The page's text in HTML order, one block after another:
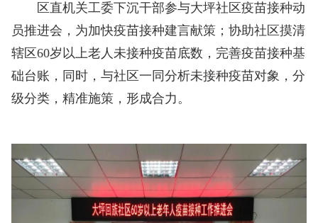
区直机关工委下沉干部参与大坪社区疫苗接种动
员推进会，为加快疫苗接种建言献策；协助社区摸清
辖区60岁以上老人未接种疫苗底数，完善疫苗接种基
础台账，同时，与社区一同分析未接种疫苗对象，分
级分类，精准施策，形成合力。